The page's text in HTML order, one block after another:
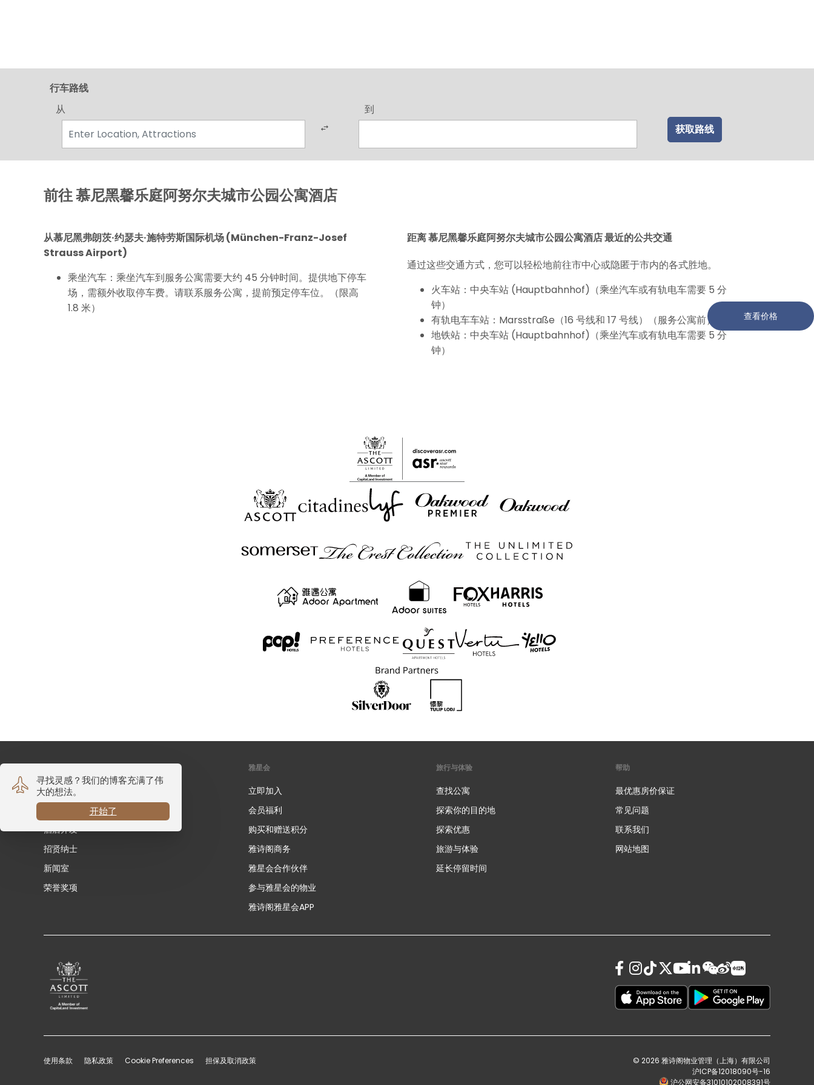
查看价格
行车路线
从
到
获取路线
前往 慕尼黑馨乐庭阿努尔夫城市公园公寓酒店
从慕尼黑弗朗茨·约瑟夫·施特劳斯国际机场 (München-Franz-Josef
Strauss Airport)
乘坐汽车：乘坐汽车到服务公寓需要大约 45 分钟时间。提供地下停车
场，需额外收取停车费。请联系服务公寓，提前预定停车位。（限高
1.8 米）
距离 慕尼黑馨乐庭阿努尔夫城市公园公寓酒店 最近的公共交通
通过这些交通方式，您可以轻松地前往市中心或隐匿于市内的各式胜地。
火车站：中央车站 (Hauptbahnhof)（乘坐汽车或有轨电车需要 5 分
钟）
有轨电车车站：Marsstraße（16 号线和 17 号线）（服务公寓前）
地铁站：中央车站 (Hauptbahnhof)（乘坐汽车或有轨电车需要 5 分
钟）
关于我们
我们的可持续发展计划
酒店开发
招贤纳士
新闻室
荣誉奖项
雅星会
立即加入
会员福利
购买和赠送积分
雅诗阁商务
雅星会合作伙伴
参与雅星会的物业
雅诗阁雅星会APP
旅行与体验
查找公寓
探索你的目的地
探索优惠
旅游与体验
延长停留时间
帮助
最优惠房价保证
常见问题
联系我们
网站地图
使用条款 隐私政策 Cookie Preferences 担保及取消政策
© 2026 雅诗阁物业管理（上海）有限公司
沪ICP备12018090号-16
沪公网安备31010102008391号